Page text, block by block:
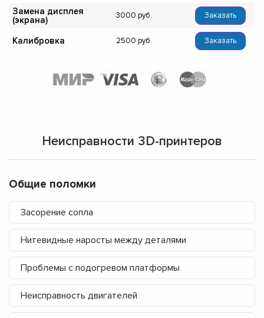
Замена дисплея
(экрана)
3000 Заказать
Калибровка 2500 Заказать
Неисправности 3D-принтеров
Общие поломки
Засорение сопла
Нитевидные наросты между деталями
Проблемы с подогревом платформы
Неисправность двигателей